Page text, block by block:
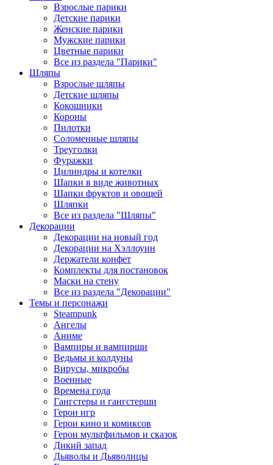
Взрослые парики
Детские парики
Женские парики
Мужские парики
Цветные парики
Все из раздела "Парики"
Шляпы
Взрослые шляпы
Детские шляпы
Кокошники
Короны
Пилотки
Соломенные шляпы
Треуголки
Фуражки
Цилиндры и котелки
Шапки в виде животных
Шапки фруктов и овощей
Шляпки
Все из раздела "Шляпы"
Декорации
Декорации на новый год
Декорации на Хэллоуин
Держатели конфет
Комплекты для постановок
Маски на стену
Все из раздела "Декорации"
Темы и персонажи
Steampunk
Ангелы
Аниме
Вампиры и вампирши
Ведьмы и колдуны
Вирусы, микробы
Военные
Времена года
Гангстеры и гангстерши
Герои игр
Герои кино и комиксов
Герои мультфильмов и сказок
Дикий запад
Дьяволы и Дьяволицы